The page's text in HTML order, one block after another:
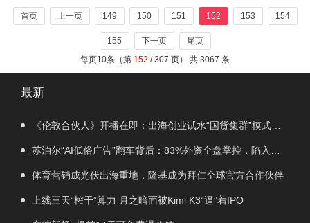
疗队携手国际儿童福利组织为当地500多名儿
童带来了一场名为“天使守护行动”的大
首页 上一页 149 150 151 152 153 154
155 下一页
尾页
每页10条（第 152 / 307 页） 共 3067 条
最新
《伦敦合伙人》开播在即：出海创业试水“国货集群”模式，
带动入境消费反向种草
苏泊尔“AI低俗广告”翻车背后：83%外资全盘掌控，陷入流
量内卷、质量频发的负循环
体育营销成光伏出海重地，隆基成为拜仁全球官方合作伙伴
上线三天“榨干”算力 月之暗面被Kimi K3“逼”着IPO